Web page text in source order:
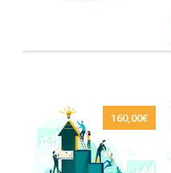
160,00€